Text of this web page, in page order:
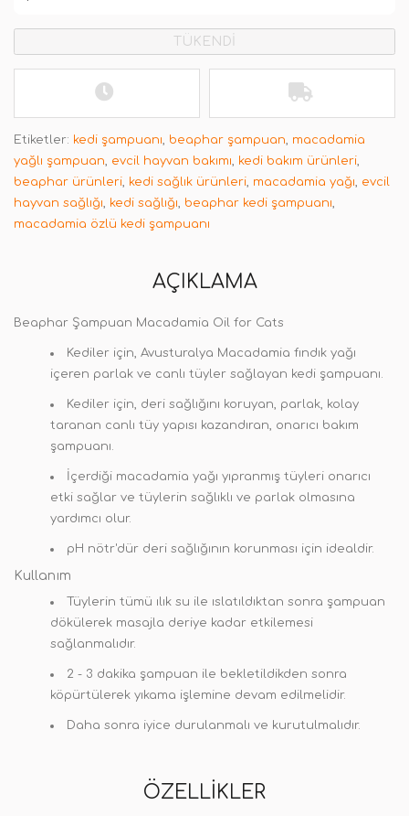
TÜKENDİ
Etiketler: kedi şampuanı, beaphar şampuan, macadamia
yağlı şampuan, evcil hayvan bakımı, kedi bakım ürünleri,
beaphar ürünleri, kedi sağlık ürünleri, macadamia yağı, evcil
hayvan sağlığı, kedi sağlığı, beaphar kedi şampuanı,
macadamia özlü kedi şampuanı
AÇIKLAMA
Beaphar Şampuan Macadamia Oil for Cats
Kediler için, Avusturalya Macadamia fındık yağı
içeren parlak ve canlı tüyler sağlayan kedi şampuanı.
Kediler için, deri sağlığını koruyan, parlak, kolay
taranan canlı tüy yapısı kazandıran, onarıcı bakım
şampuanı.
İçerdiği macadamia yağı yıpranmış tüyleri onarıcı
etki sağlar ve tüylerin sağlıklı ve parlak olmasına
yardımcı olur.
pH nötr'dür deri sağlığının korunması için idealdir.
Kullanım
Tüylerin tümü ılık su ile ıslatıldıktan sonra şampuan
dökülerek masajla deriye kadar etkilemesi
sağlanmalıdır.
2 - 3 dakika şampuan ile bekletildikden sonra
köpürtülerek yıkama işlemine devam edilmelidir.
Daha sonra iyice durulanmalı ve kurutulmalıdır.
ÖZELLIKLER